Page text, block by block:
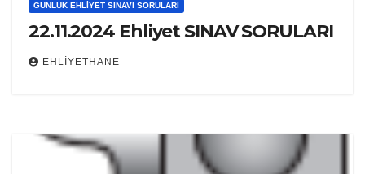
GUNLUK EHLIYET SINAVI SORULARI
22.11.2024 Ehliyet SINAV SORULARI
EHLIYETHANE